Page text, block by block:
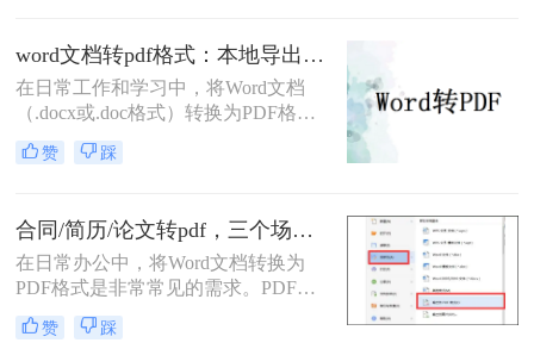
呢？本文将介绍三种高效且易于操作
的Word文档转换成PDF的方法，帮助
读者轻松应对这一需求。
word文档转pdf格式：本地导出和在线工具怎么选！
在日常工作和学习中，将Word文档
（.docx或.doc格式）转换为PDF格式
是一项常见的需求。PDF文件因其跨
平台兼容性、保持文档格式不变以及
本文将详细介绍两种将Word文档转换
成PDF格式的方法。
赞 踩
合同/简历/论文转pdf，三个场景各自用什么方法快！
在日常办公中，将Word文档转换为
PDF格式是非常常见的需求。PDF文
件具有跨平台兼容性、保持文档格式
一致性和不可编辑性的特点，非常适
赞 踩